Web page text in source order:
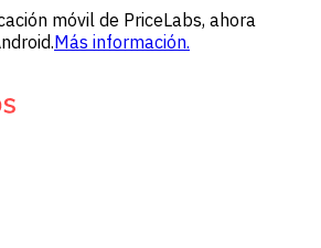
móvil de PriceLabs, ahora
Más información.